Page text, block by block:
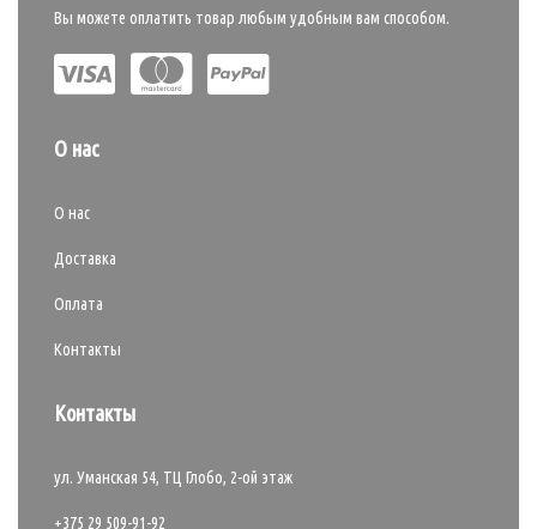
Вы можете оплатить товар любым удобным вам способом.
О нас
О нас
Доставка
Оплата
Контакты
Контакты
ул. Уманская 54, ТЦ Глобо, 2-ой этаж
+375 29 509-91-92